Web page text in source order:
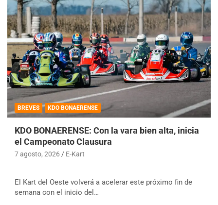
BREVES KDO BONAERENSE
KDO BONAERENSE: Con la vara bien alta, inicia
el Campeonato Clausura
7 agosto, 2026 E-Kart
El Kart del Oeste volverá a acelerar este próximo fin de
semana con el inicio del…